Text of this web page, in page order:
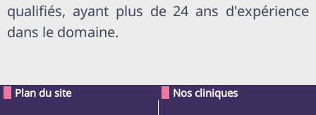
qualifiés, ayant plus de 24 ans d'expérience
dans le domaine.
Plan du site Nos cliniques